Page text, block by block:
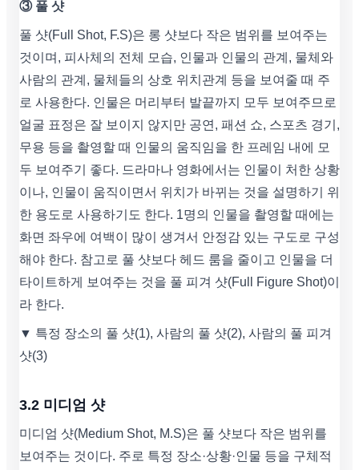
③ 풀 샷
풀 샷(Full Shot, F.S)은 롱 샷보다 작은 범위를 보여주는
것이며, 피사체의 전체 모습, 인물과 인물의 관계, 물체와
사람의 관계, 물체들의 상호 위치관계 등을 보여줄 때 주
로 사용한다. 인물은 머리부터 발끝까지 모두 보여주므로
얼굴 표정은 잘 보이지 않지만 공연, 패션 쇼, 스포츠 경기,
무용 등을 촬영할 때 인물의 움직임을 한 프레임 내에 모
두 보여주기 좋다. 드라마나 영화에서는 인물이 처한 상황
이나, 인물이 움직이면서 위치가 바뀌는 것을 설명하기 위
한 용도로 사용하기도 한다. 1명의 인물을 촬영할 때에는
화면 좌우에 여백이 많이 생겨서 안정감 있는 구도로 구성
해야 한다. 참고로 풀 샷보다 헤드 룸을 줄이고 인물을 더
타이트하게 보여주는 것을 풀 피겨 샷(Full Figure Shot)이
라 한다.
▼ 특정 장소의 풀 샷(1), 사람의 풀 샷(2), 사람의 풀 피겨
샷(3)
3.2 미디엄 샷
미디엄 샷(Medium Shot, M.S)은 풀 샷보다 작은 범위를
보여주는 것이다. 주로 특정 장소·상황·인물 등을 구체적